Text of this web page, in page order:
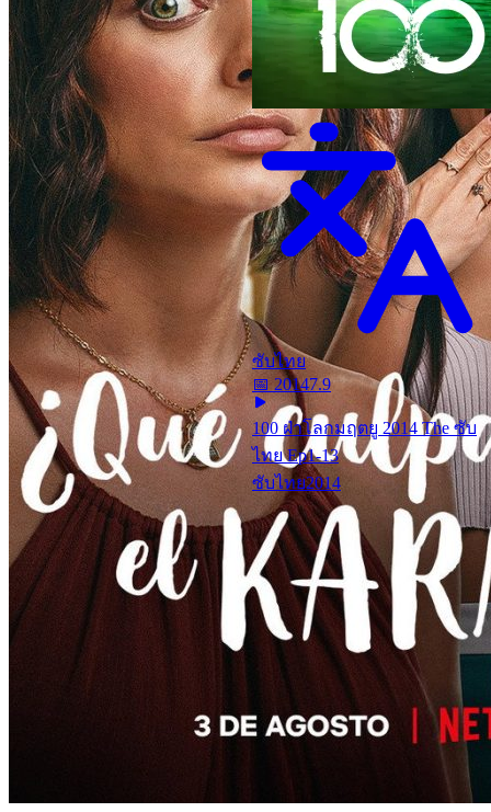
ซับไทย
📅 20147.9
100 ฝ่าโลกมฤตยู 2014 The ซับ
ไทย Ep1-13
ซับไทย2014